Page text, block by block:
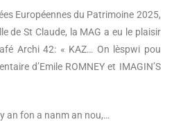
Européennes du Patrimoine 2025,
de St Claude, la MAG a eu le plaisir
Archi 42: « KAZ… On lèspwi pou
d’Emile ROMNEY et IMAGIN’S
an fon a nanm an nou,…